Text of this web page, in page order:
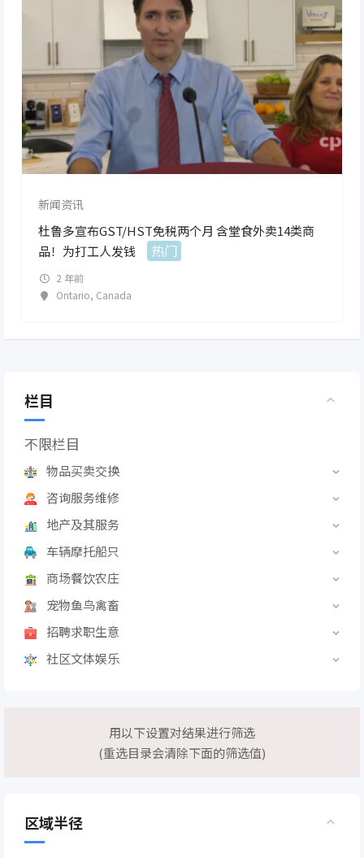
新闻资讯
杜鲁多宣布GST/HST免税两个月 含堂食外卖14类商
品！为打工人发钱
热门
2 年前
Ontario, Canada
栏目
不限栏目
物品买卖交换
咨询服务维修
地产及其服务
车辆摩托船只
商场餐饮农庄
宠物鱼鸟禽畜
招聘求职生意
社区文体娱乐
用以下设置对结果进行筛选
(重选目录会清除下面的筛选值)
区域半径